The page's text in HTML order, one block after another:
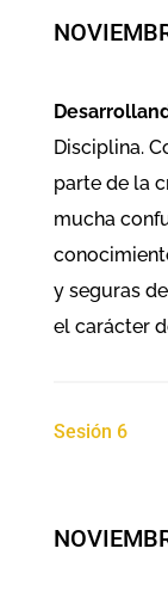
Disciplina.
parte de la
mucha
y seguras
el carácter
Sesión 6